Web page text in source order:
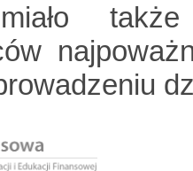
miało